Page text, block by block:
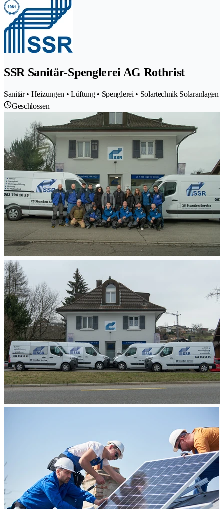
SSR Sanitär-Spenglerei AG Rothrist
Sanitär • Heizungen • Lüftung • Spenglerei • Solartechnik Solaranlagen
Geschlossen